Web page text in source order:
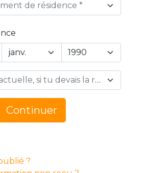
de résidence *
Day
Ta situation actuelle, si tu devais la résumer en 1 mot… *
Continuer
?